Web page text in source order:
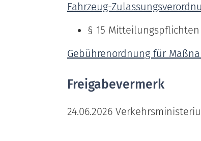
Fahrzeug-
§ 15
Gebührenordnung für
Freigabevermerk
24.06.2026